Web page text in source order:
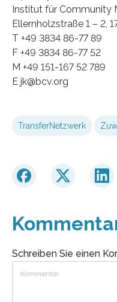
Institut für Community
Ellernholzstraße 1 – 2,
T +49 3834 86-77 89
F +49 3834 86-77 52
M +49 151-167 52 789
E jk@bcv.org
TransferNetzwerk
Schreiben Sie einen